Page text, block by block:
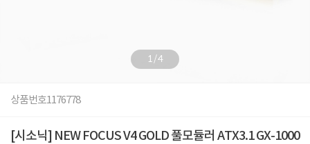
1/4
상품번호1176778
[시소닉] NEW FOCUS V4 GOLD 풀모듈러 ATX3.1 GX-1000